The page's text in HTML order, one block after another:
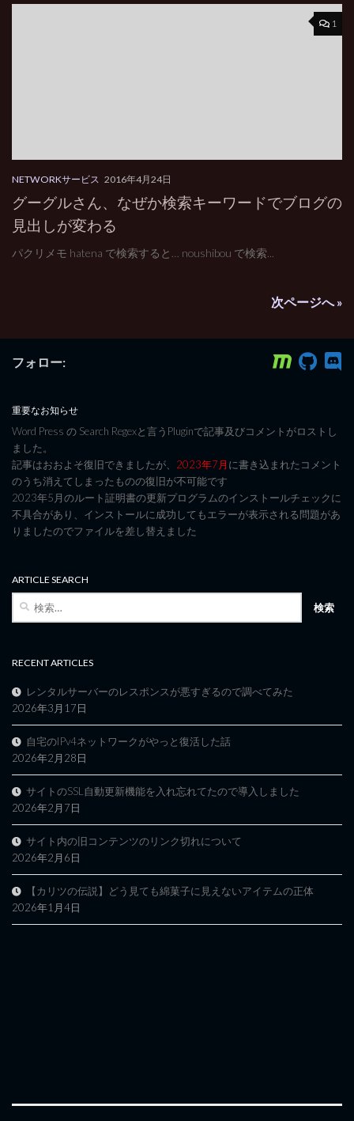
1
NETWORKサービス 2016年4月24日
グーグルさん、なぜか検索キーワードでブログの
見出しが変わる
パクリメモ hatena で検索すると… noushibou で検索...
次ページへ »
フォロー:
重要なお知らせ
Word Press の Search Regexと言うPluginで記事及びコメントがロストし
ました。
記事はおおよそ復旧できましたが、 2023年7月に書き込まれたコメント
のうち消えてしまったものの復旧が不可能です
2023年5月のルート証明書の更新プログラムのインストールチェックに
不具合があり、インストールに成功してもエラーが表示される問題があ
りましたのでファイルを差し替えました
ARTICLE SEARCH
RECENT ARTICLES
レンタルサーバーのレスポンスが悪すぎるので調べてみた
2026年3月17日
自宅のIPv4ネットワークがやっと復活した話
2026年2月28日
サイトのSSL自動更新機能を入れ忘れてたので導入しました
2026年2月7日
サイト内の旧コンテンツのリンク切れについて
2026年2月6日
【カリツの伝説】どう見ても綿菓子に見えないアイテムの正体
2026年1月4日